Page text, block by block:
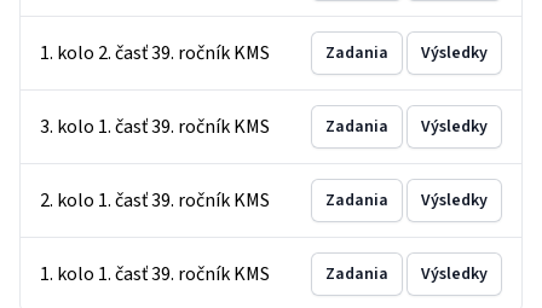
1. kolo 2. časť 39. ročník KMS Zadania Výsledky
3. kolo 1. časť 39. ročník KMS Zadania Výsledky
2. kolo 1. časť 39. ročník KMS Zadania Výsledky
1. kolo 1. časť 39. ročník KMS Zadania Výsledky